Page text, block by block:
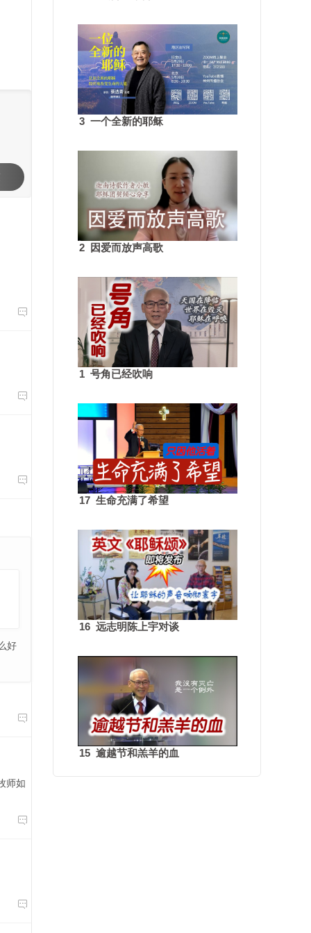



好

师如


3 一个全新的耶稣
2 因爱而放声高歌
1 号角已经吹响
17 生命充满了希望
16 远志明陈上宇对谈
15 逾越节和羔羊的血